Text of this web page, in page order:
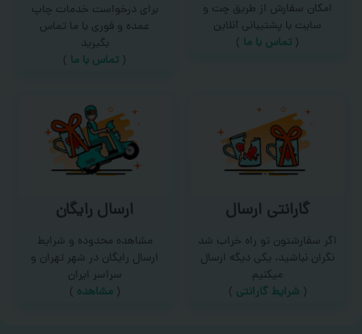
امکان سفارش از طریق چت و
سایت با پشتیبانی آنلاین
( تماس با ما‌ )
برای درخواست خدمات چاپ
عمده و فوری با ما تماس
بگیرید
( تماس با ما )
گارانتی ارسال
اگر سفارشتون تو راه خراب شد
نگران نباشید، یکی دیگه ارسال
میکنیم
( شرایط گارانتی )
ارسال رایگان
مشاهده محدوده و شرایط
ارسال رایگان در شهر تهران و
سراسر ایران
(مشاهده )